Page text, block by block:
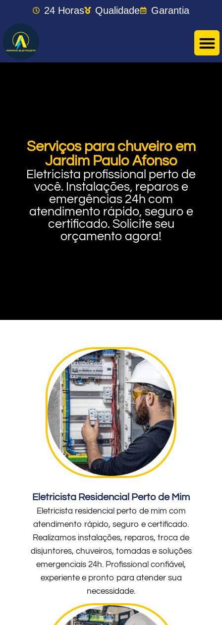
24 Horas Qualidade Garantia
Serviços para chuveiro em
Jardim Paulo Afonso
Eletricista profissional perto de
você. Instalações, reparos e
emergências 24h com
atendimento rápido, seguro e
certificado. Solicite seu
orçamento agora!
Eletricista Residencial Perto de Mim
Eletricista residencial perto de mim com
atendimento rápido, seguro e certificado.
Realizamos instalações, reparos, troca de
disjuntores, chuveiros, tomadas e soluções
emergenciais 24h. Profissional confiável,
experiente e pronto para atender sua
necessidade.